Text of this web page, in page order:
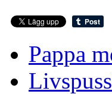
Pappa